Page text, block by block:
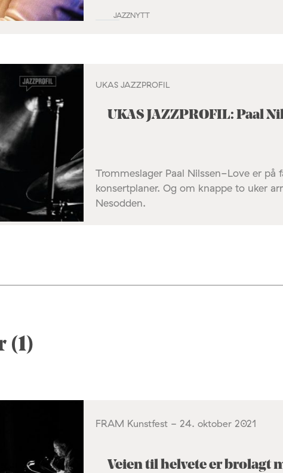
JAZZNYTT
UKAS JAZZPROFIL
UKAS JAZZPROFIL: Paal
Trommeslager Paal Nilssen-Love er
konsertplaner. Og om knappe to uker
Nesodden.
(1)
FRAM Kunstfest - 24. oktober 2021
Veien til helvete er brolagt